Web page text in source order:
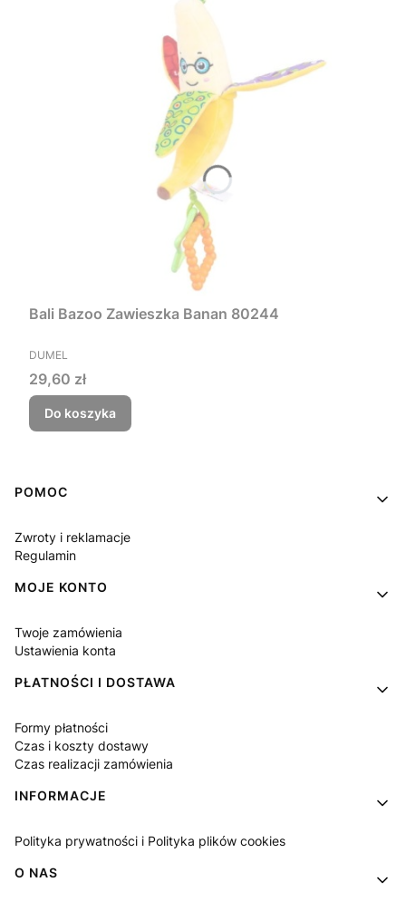
Bali Bazoo Zawieszka Banan 80244
PRODUCENT
DUMEL
Cena
29,60 zł
Do koszyka
Linki w stopce
POMOC
Zwroty i reklamacje
Regulamin
MOJE KONTO
Twoje zamówienia
Ustawienia konta
PŁATNOŚCI I DOSTAWA
Formy płatności
Czas i koszty dostawy
Czas realizacji zamówienia
INFORMACJE
Polityka prywatności i Polityka plików cookies
O NAS